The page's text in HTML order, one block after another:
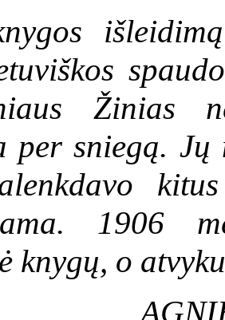
Žinias
per sniegą. Jų
1906
knygų, o